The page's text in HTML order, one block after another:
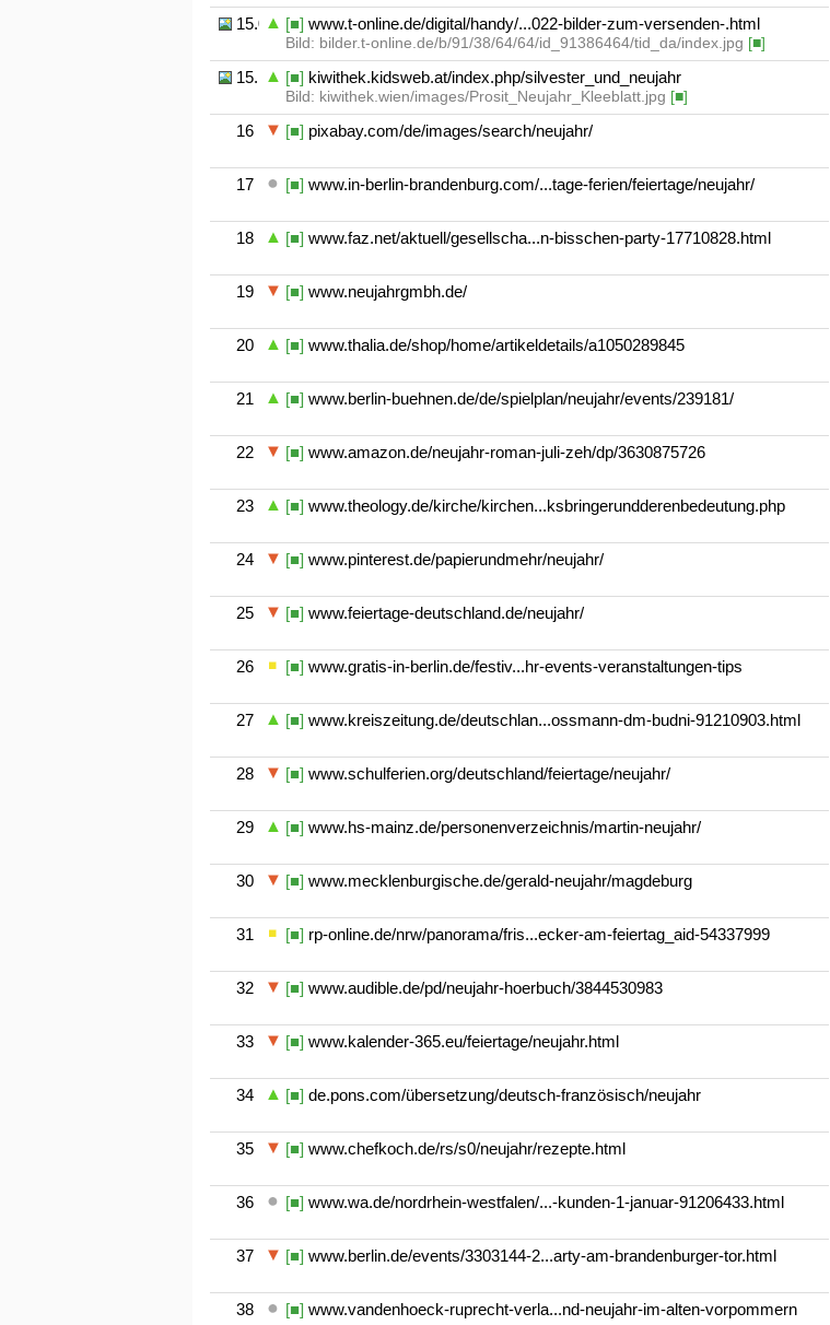
15.09 [■] www.t-online.de/digital/handy/...022-bilder-zum-versenden-.html
Bild: bilder.t-online.de/b/91/38/64/64/id_91386464/tid_da/index.jpg [■]
15.1 [■] kiwithek.kidsweb.at/index.php/silvester_und_neujahr
Bild: kiwithek.wien/images/Prosit_Neujahr_Kleeblatt.jpg [■]
16 [■] pixabay.com/de/images/search/neujahr/
17 [■] www.in-berlin-brandenburg.com/...tage-ferien/feiertage/neujahr/
18 [■] www.faz.net/aktuell/gesellscha...n-bisschen-party-17710828.html
19 [■] www.neujahrgmbh.de/
20 [■] www.thalia.de/shop/home/artikeldetails/a1050289845
21 [■] www.berlin-buehnen.de/de/spielplan/neujahr/events/239181/
22 [■] www.amazon.de/neujahr-roman-juli-zeh/dp/3630875726
23 [■] www.theology.de/kirche/kirchen...ksbringerundderenbedeutung.php
24 [■] www.pinterest.de/papierundmehr/neujahr/
25 [■] www.feiertage-deutschland.de/neujahr/
26 [■] www.gratis-in-berlin.de/festiv...hr-events-veranstaltungen-tips
27 [■] www.kreiszeitung.de/deutschlan...ossmann-dm-budni-91210903.html
28 [■] www.schulferien.org/deutschland/feiertage/neujahr/
29 [■] www.hs-mainz.de/personenverzeichnis/martin-neujahr/
30 [■] www.mecklenburgische.de/gerald-neujahr/magdeburg
31 [■] rp-online.de/nrw/panorama/fris...ecker-am-feiertag_aid-54337999
32 [■] www.audible.de/pd/neujahr-hoerbuch/3844530983
33 [■] www.kalender-365.eu/feiertage/neujahr.html
34 [■] de.pons.com/übersetzung/deutsch-französisch/neujahr
35 [■] www.chefkoch.de/rs/s0/neujahr/rezepte.html
36 [■] www.wa.de/nordrhein-westfalen/...-kunden-1-januar-91206433.html
37 [■] www.berlin.de/events/3303144-2...arty-am-brandenburger-tor.html
38 [■] www.vandenhoeck-ruprecht-verla...nd-neujahr-im-alten-vorpommern